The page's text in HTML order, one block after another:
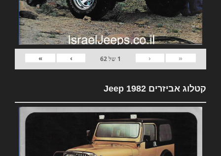
«
‹
1 של62
›
»
קטלוג אביזרים 1982 Jeep